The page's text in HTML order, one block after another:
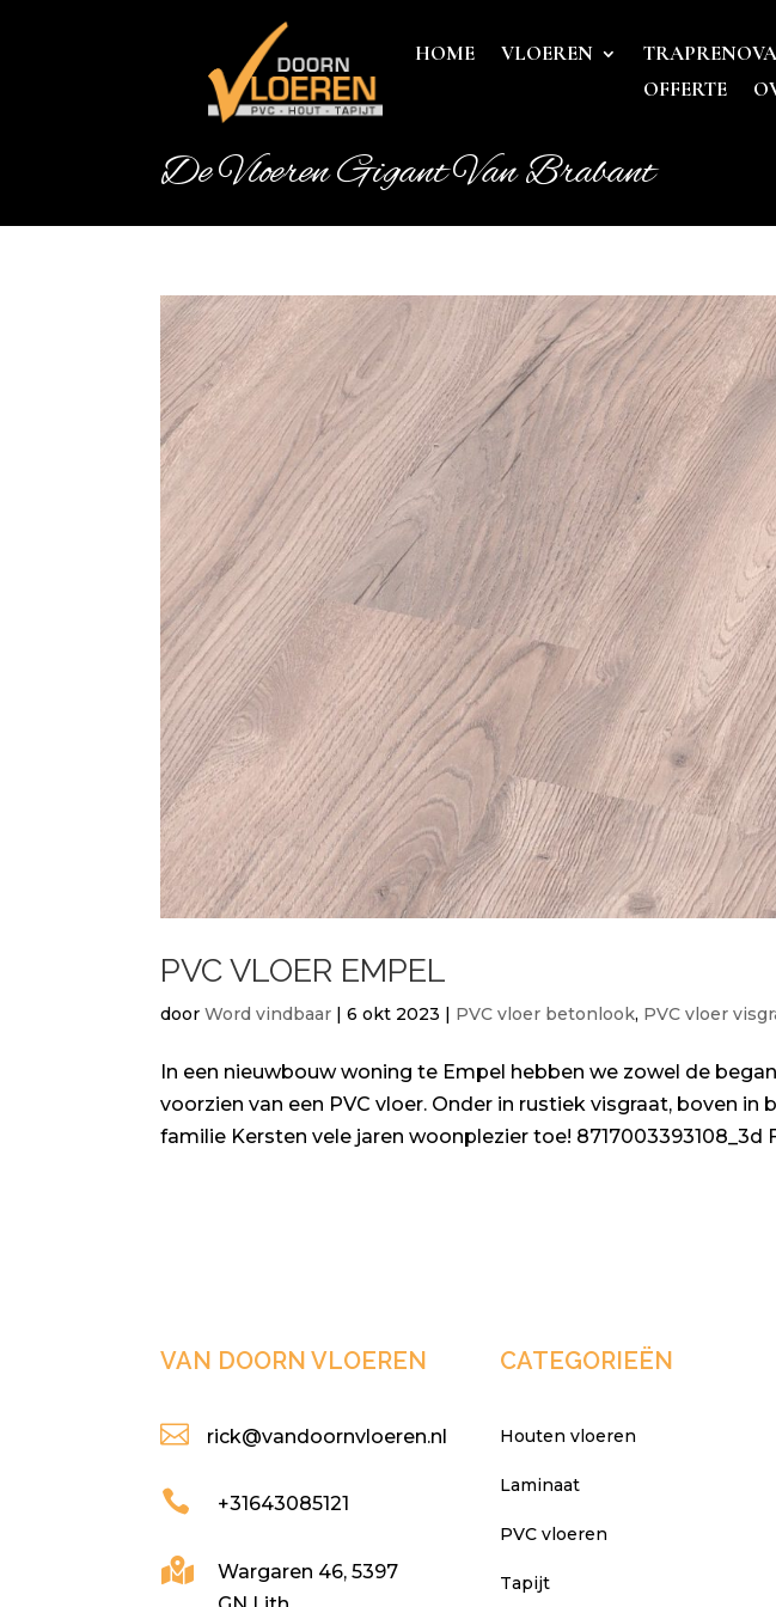
HOME VLOEREN
OFFERTE
De Vloeren Gigant Van Brabant
PVC VLOER EMPEL
doorWord vindbaar |6 okt 2023 PVC vloer betonlook, PVC vloer
In een nieuwbouw woning te Empel hebben we zowel de
voorzien van een PVC vloer. Onder in rustiek visgraat, boven in
familie Kersten vele jaren woonplezier toe! 8717003393108_3d
VAN DOORN VLOEREN
 rick@vandoornvloeren.nl
 +31643085121

Wargaren 46, 5397
CATEGORIEËN
Houten vloeren
Laminaat
PVC vloeren
Tapijt